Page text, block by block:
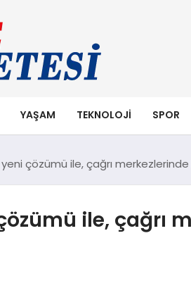
YAŞAM TEKNOLOJI SPOR
yeni çözümü ile, çağrı
çözümü ile,